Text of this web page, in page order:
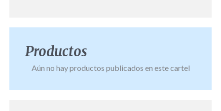
Productos
Aún no hay productos publicados en este cartel